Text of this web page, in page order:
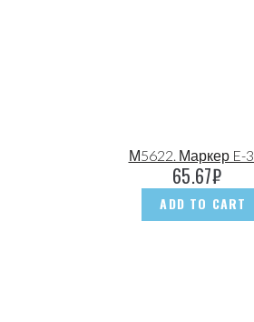
М5622. Маркер E-
65.67₽
ADD TO CART